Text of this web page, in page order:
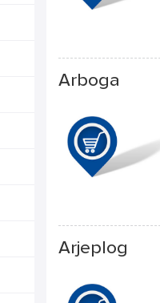
Arboga
Arjeplog